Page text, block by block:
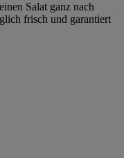
Salat ganz nach
frisch und garantiert